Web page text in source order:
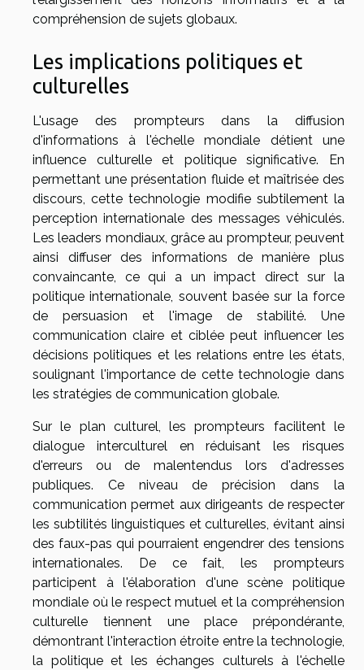
compréhension de sujets globaux.
Les implications politiques et
culturelles
L'usage des prompteurs dans la diffusion
d'informations à l'échelle mondiale détient une
influence culturelle et politique significative. En
permettant une présentation fluide et maîtrisée des
discours, cette technologie modifie subtilement la
perception internationale des messages véhiculés.
Les leaders mondiaux, grâce au prompteur, peuvent
ainsi diffuser des informations de manière plus
convaincante, ce qui a un impact direct sur la
politique internationale, souvent basée sur la force
de persuasion et l'image de stabilité. Une
communication claire et ciblée peut influencer les
décisions politiques et les relations entre les états,
soulignant l'importance de cette technologie dans
les stratégies de communication globale.
Sur le plan culturel, les prompteurs facilitent le
dialogue interculturel en réduisant les risques
d'erreurs ou de malentendus lors d'adresses
publiques. Ce niveau de précision dans la
communication permet aux dirigeants de respecter
les subtilités linguistiques et culturelles, évitant ainsi
des faux-pas qui pourraient engendrer des tensions
internationales. De ce fait, les prompteurs
participent à l'élaboration d'une scène politique
mondiale où le respect mutuel et la compréhension
culturelle tiennent une place prépondérante,
démontrant l'interaction étroite entre la technologie,
la politique et les échanges culturels à l'échelle